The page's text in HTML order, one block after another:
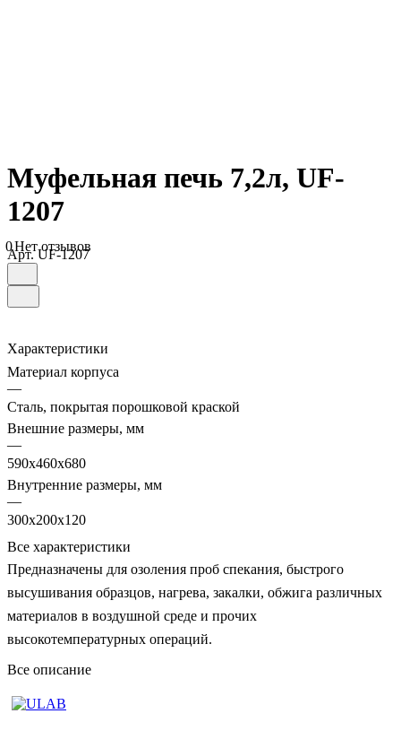
Муфельная печь 7,2л, UF-
1207
0Нет отзывов
Арт.UF-1207
Характеристики
Материал корпуса
—
Сталь, покрытая порошковой краской
Внешние размеры, мм
—
590х460х680
Внутренние размеры, мм
—
300х200х120
Все характеристики
Предназначены для озоления проб спекания, быстрого
высушивания образцов, нагрева, закалки, обжига различных
материалов в воздушной среде и прочих
высокотемпературных операций.
Все описание